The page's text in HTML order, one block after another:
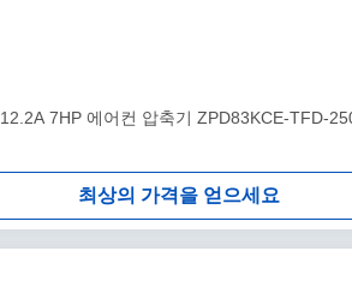
12.2A 7HP 에어컨 압축기 ZPD83KCE-TFD-
최상의 가격을 얻으세요